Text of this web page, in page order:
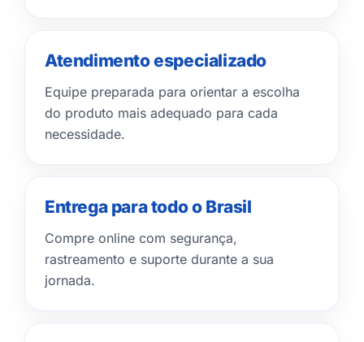
Atendimento especializado
Equipe preparada para orientar a escolha
do produto mais adequado para cada
necessidade.
Entrega para todo o Brasil
Compre online com segurança,
rastreamento e suporte durante a sua
jornada.